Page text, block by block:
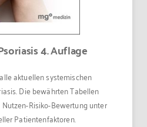
4. Auflage
aktuellen systemischen
Die bewährten Tabellen
Risiko-Bewertung unter
Patientenfaktoren.